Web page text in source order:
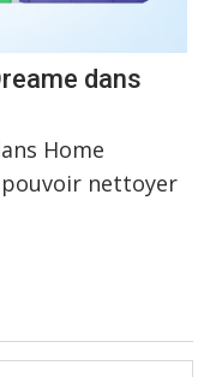
dans
Home
pouvoir nettoyer